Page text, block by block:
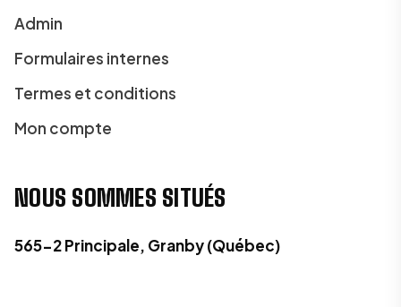
Admin
Formulaires internes
Termes et conditions
Mon compte
NOUS SOMMES SITUÉS
565-2 Principale, Granby (Québec)